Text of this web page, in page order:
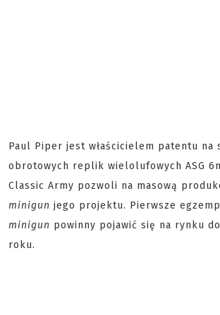
Paul Piper jest właścicielem patentu na
obrotowych replik wielolufowych ASG
Classic Army pozwoli na masową
minigun jego projektu. Pierwsze
minigun powinny pojawić się na rynku
roku.